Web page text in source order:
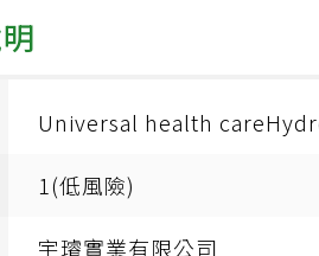
Universal health
1(低風險)
宇璿實業有限公司